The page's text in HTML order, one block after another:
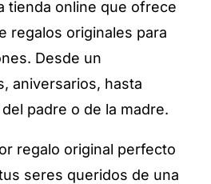
tienda online que ofrece
regalos originales para
Desde un
aniversarios, hasta
padre o de la madre.
regalo original perfecto
seres queridos de una